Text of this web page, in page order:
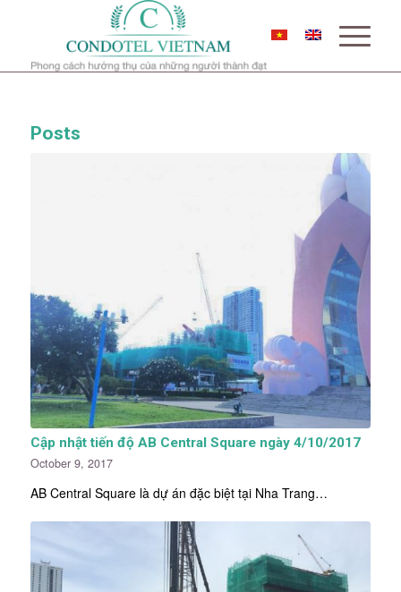
Posts
Cập nhật tiến độ AB Central Square ngày 4/10/2017
October 9, 2017
AB Central Square là dự án đặc biệt tại Nha Trang…